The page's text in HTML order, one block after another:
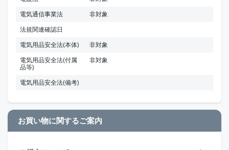
電気通信事業法
非対象
法規関連確認日
電気用品安全法(本体)
非対象
電気用品安全法(付属
品等)
非対象
電気用品安全法(備考)
お買い物に関するご案内